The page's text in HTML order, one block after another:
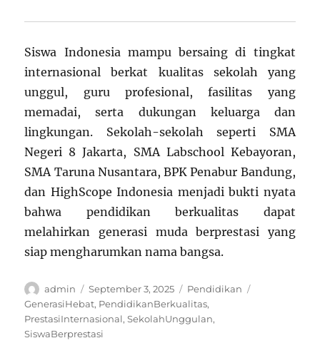
Siswa Indonesia mampu bersaing di tingkat
internasional berkat kualitas sekolah yang
unggul, guru profesional, fasilitas yang
memadai, serta dukungan keluarga dan
lingkungan. Sekolah-sekolah seperti SMA
Negeri 8 Jakarta, SMA Labschool Kebayoran,
SMA Taruna Nusantara, BPK Penabur Bandung,
dan HighScope Indonesia menjadi bukti nyata
bahwa pendidikan berkualitas dapat
melahirkan generasi muda berprestasi yang
siap mengharumkan nama bangsa.
Author
admin
Posted
on
September 3, 2025 Categories
Pendidikan
GenerasiHebat, PendidikanBerkualitas,
PrestasiInternasional,SekolahUnggulan,
SiswaBerprestasi